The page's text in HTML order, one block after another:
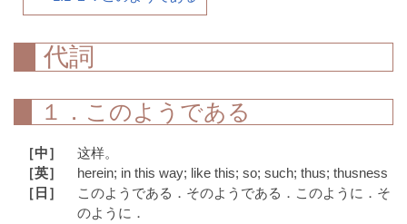
代詞
１．このようである
［中］
这样。
［英］
herein; in this way; like this; so; such; thus; thusness
［日］
このようである．そのようである．このように．そ
のように．